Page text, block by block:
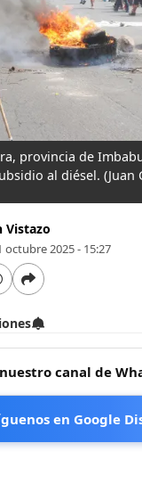
provincia de
al diésel.(Juan
Vistazo
octubre 2025 - 15:27
canal de
en Google